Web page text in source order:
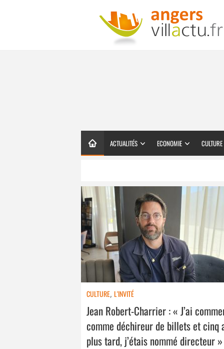
ACTUALITÉS ECONOMIE CULTURE
CULTURE, L'INVITÉ
Jean Robert-Charrier : « J’ai
comme déchireur de billets et cinq
plus tard, j’étais nommé directeur »